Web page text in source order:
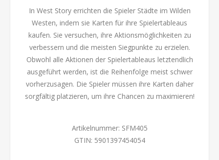
In West Story errichten die Spieler Städte im Wilden
Westen, indem sie Karten für ihre Spielertableaus
kaufen. Sie versuchen, ihre Aktionsmöglichkeiten zu
verbessern und die meisten Siegpunkte zu erzielen.
Obwohl alle Aktionen der Spielertableaus letztendlich
ausgeführt werden, ist die Reihenfolge meist schwer
vorherzusagen. Die Spieler müssen ihre Karten daher
sorgfältig platzieren, um ihre Chancen zu maximieren!
Artikelnummer: SFM405
GTIN: 5901397454054